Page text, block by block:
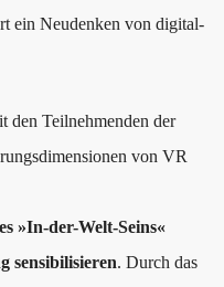
ein Neudenken von digital-
den Teilnehmenden der
von VR
»In-der-Welt-Seins«
sensibilisieren. Durch das